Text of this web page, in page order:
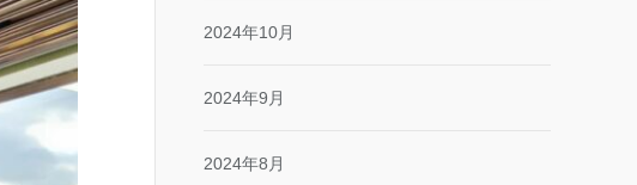
2024年10月
2024年9月
2024年8月